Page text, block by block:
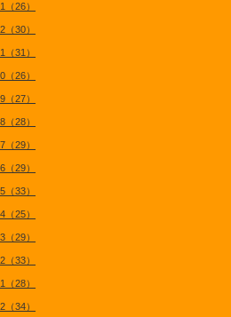
（26）
（30）
（31）
（26）
（27）
（28）
（29）
（29）
（33）
（25）
（29）
（33）
（28）
（34）